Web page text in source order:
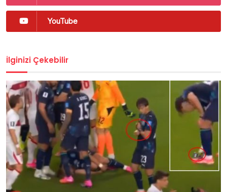
YouTube
İlginizi Çekebilir